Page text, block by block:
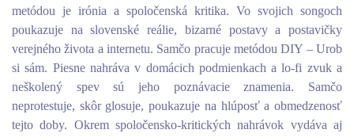
metódou je irónia a spoločenská kritika. Vo svojich songoch
poukazuje na slovenské reálie, bizarné postavy a postavičky
verejného života a internetu. Samčo pracuje metódou DIY – Urob
si sám. Piesne nahráva v domácich podmienkach a lo-fi zvuk a
neškolený spev sú jeho poznávacie znamenia. Samčo
neprotestuje, skôr glosuje, poukazuje na hlúposť a obmedzenosť
tejto doby. Okrem spoločensko-kritických nahrávok vydáva aj